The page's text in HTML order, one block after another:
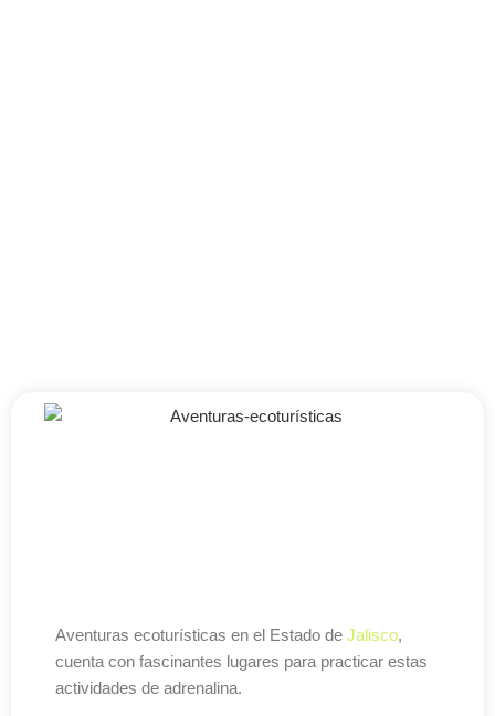
Aventuras ecoturísticas en el Estado de Jalisco,
cuenta con fascinantes lugares para practicar estas
actividades de adrenalina.